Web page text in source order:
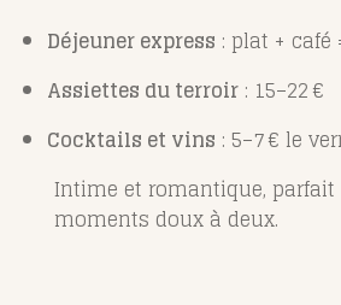
Déjeuner express : plat + café
Assiettes du terroir : 15–22 €
Cocktails et vins : 5–7 € le
Intime et romantique, parfait
moments doux à deux.